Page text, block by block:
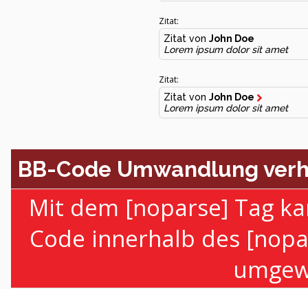
Zitat:
Zitat von John Doe
Lorem ipsum dolor sit amet
Zitat:
Zitat von John Doe
Lorem ipsum dolor sit amet
BB-Code Umwandlung
Mit dem [noparse] Tag
Code innerhalb des